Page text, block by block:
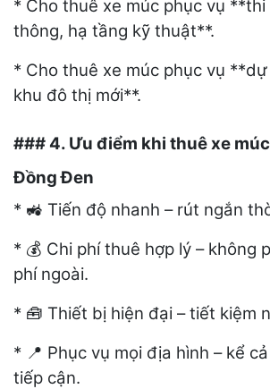
* Cho thuê xe múc phục vụ **thi
thông, hạ tầng kỹ thuật**.
* Cho thuê xe múc phục vụ
khu đô thị mới**.
### 4. Ưu điểm khi thuê xe
Đồng Đen
* 🚜 Tiến độ nhanh – rút ngắn
* 💰 Chi phí thuê hợp lý – không
phí ngoài.
* 🧰 Thiết bị hiện đại – tiết kiệm
* 📍 Phục vụ mọi địa hình – kể
tiếp cận.